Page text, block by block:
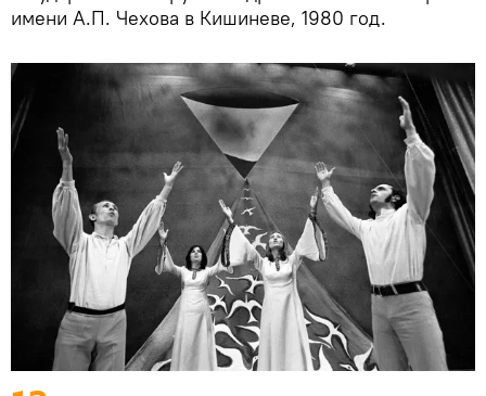
имени А.П. Чехова в Кишиневе, 1980 год.